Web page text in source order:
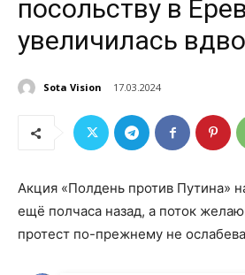
посольству в
увеличилась
Sota Vision 17.03.2024
Акция «Полдень против Путина»
ещё полчаса назад, а поток
протест по-прежнему не